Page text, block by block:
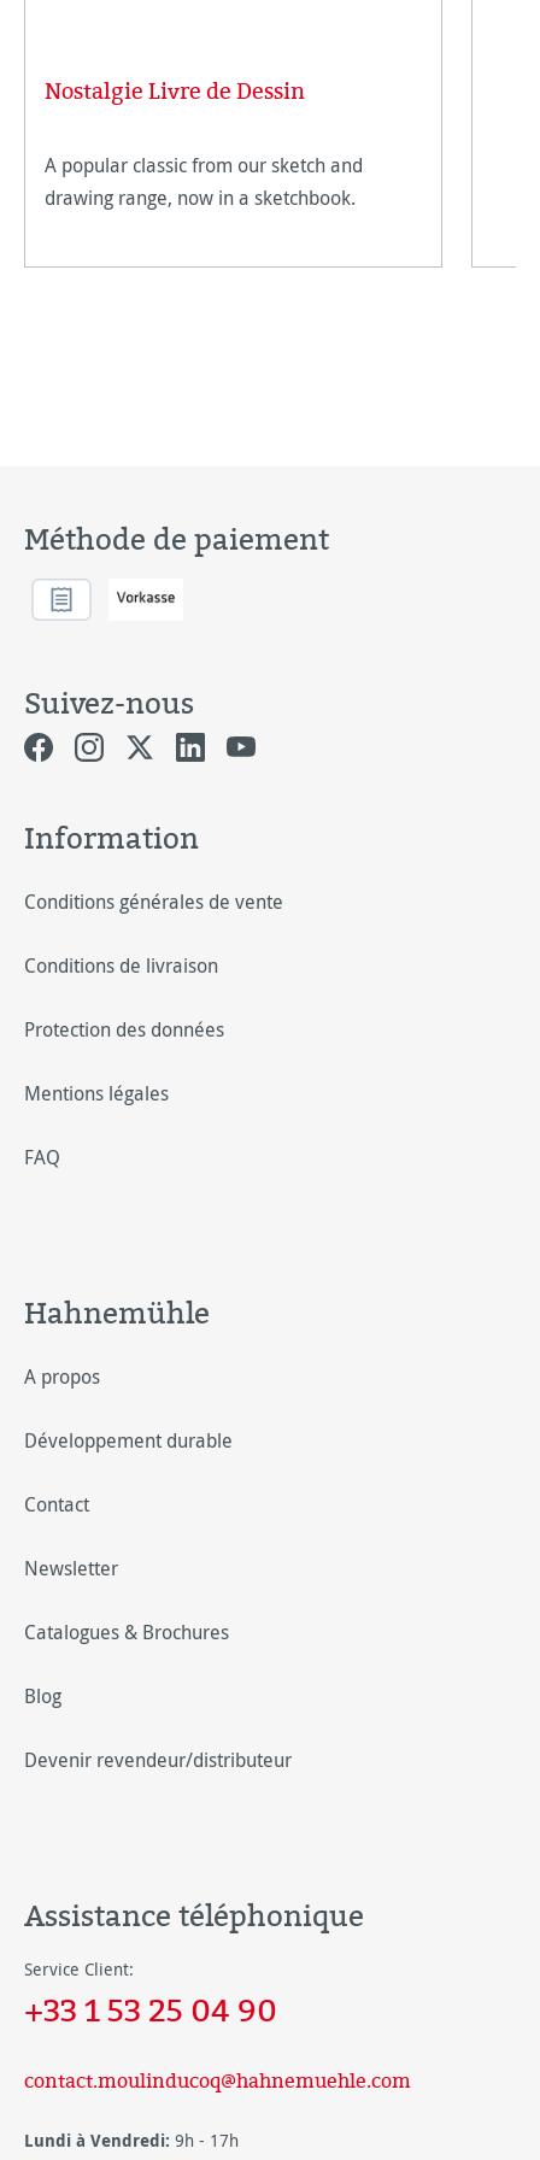
Nostalgie Livre de Dessin
A popular classic from our sketch and
drawing range, now in a sketchbook.
Méthode de paiement
Suivez-nous
Information
Conditions générales de vente
Conditions de livraison
Protection des données
Mentions légales
FAQ
Hahnemühle
A propos
Développement durable
Contact
Newsletter
Catalogues & Brochures
Blog
Devenir revendeur/distributeur
Assistance téléphonique
Service Client:
+33 1 53 25 04 90
contact.moulinducoq@hahnemuehle.com
Lundi à Vendredi: 9h - 17h